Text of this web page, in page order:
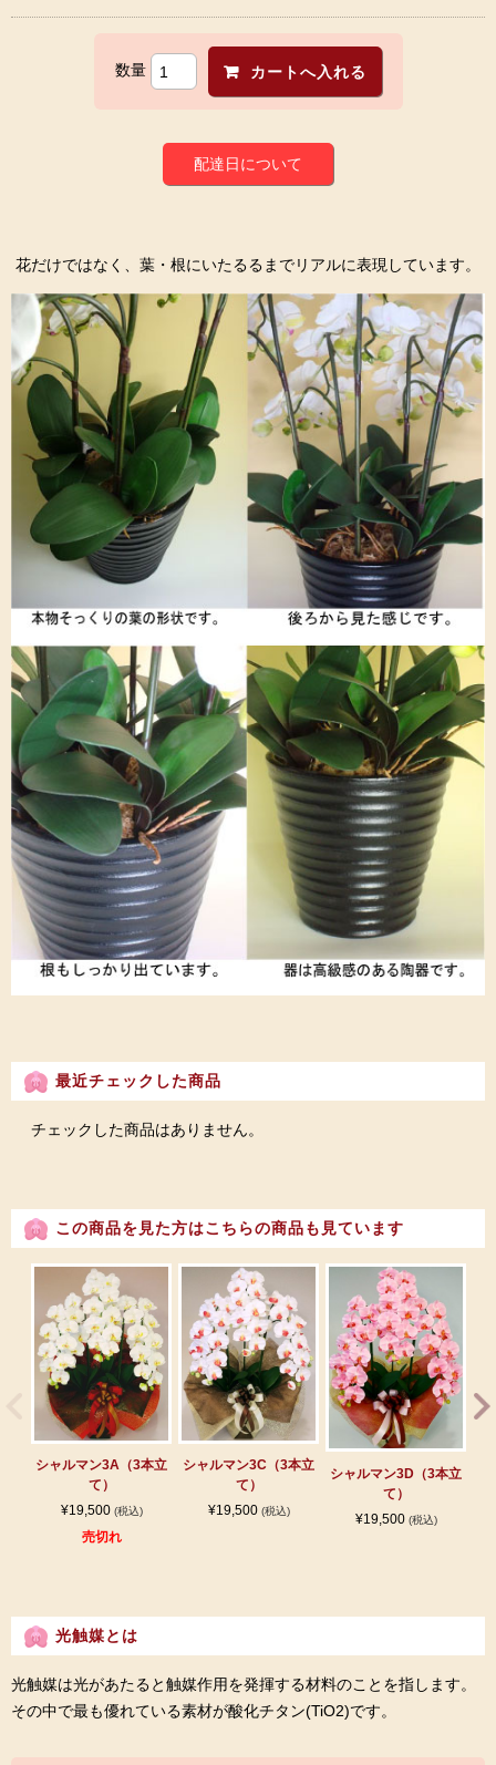
数量
配達日について
花だけではなく、葉・根にいたるるまでリアルに表現しています。
最近チェックした商品
チェックした商品はありません。
この商品を見た方はこちらの商品も見ています
シャルマン3A（3本立
て）
¥19,500 (税込)
売切れ
シャルマン3C（3本立
て）
¥19,500 (税込)
シャルマン3D（3本立
て）
¥19,500 (税込)
光触媒とは
光触媒は光があたると触媒作用を発揮する材料のことを指します。
その中で最も優れている素材が酸化チタン(TiO2)です。